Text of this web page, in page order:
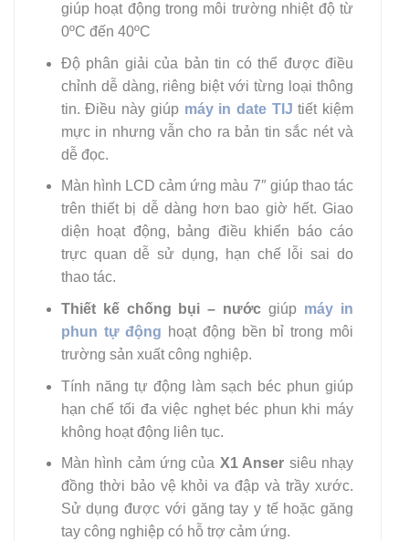
giúp hoạt động trong môi trường nhiệt độ từ
0ºC đến 40ºC
Độ phân giải của bản tin có thể được điều
chỉnh dễ dàng, riêng biệt với từng loại thông
tin. Điều này giúp máy in date TIJ tiết kiệm
mực in nhưng vẫn cho ra bản tin sắc nét và
dễ đọc.
Màn hình LCD cảm ứng màu 7″ giúp thao tác
trên thiết bị dễ dàng hơn bao giờ hết. Giao
diện hoạt động, bảng điều khiển báo cáo
trực quan dễ sử dụng, hạn chế lỗi sai do
thao tác.
Thiết kế chống bụi – nước giúp máy in
phun tự động hoạt động bền bỉ trong môi
trường sản xuất công nghiệp.
Tính năng tự động làm sạch béc phun giúp
hạn chế tối đa việc nghẹt béc phun khi máy
không hoạt động liên tục.
Màn hình cảm ứng của X1 Anser siêu nhạy
đồng thời bảo vệ khỏi va đập và trầy xước.
Sử dụng được với găng tay y tế hoặc găng
tay công nghiệp có hỗ trợ cảm ứng.